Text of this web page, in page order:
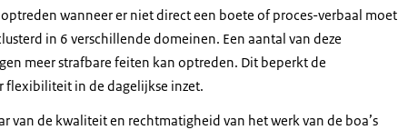
wanneer er niet direct een boete of proces-verbaal moet
in 6 verschillende domeinen. Een aantal van deze
meer strafbare feiten kan optreden. Dit beperkt de
flexibiliteit in de dagelijkse inzet.
van de kwaliteit en rechtmatigheid van het werk van de boa’s